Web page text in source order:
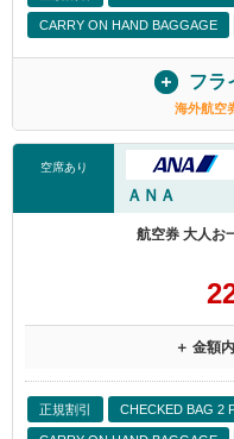
CARRY ON HAND BAGGAGE
フラ
海外航空
空席あり
ＡＮＡ
航空券 大人お
＋ 金額
正規割引 CHECKED BAG 2